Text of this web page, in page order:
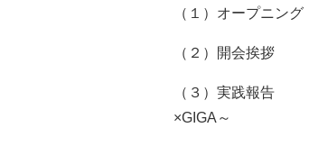
（１）オープニン
（２）開会挨拶
（３）実践報告
×GIGA～